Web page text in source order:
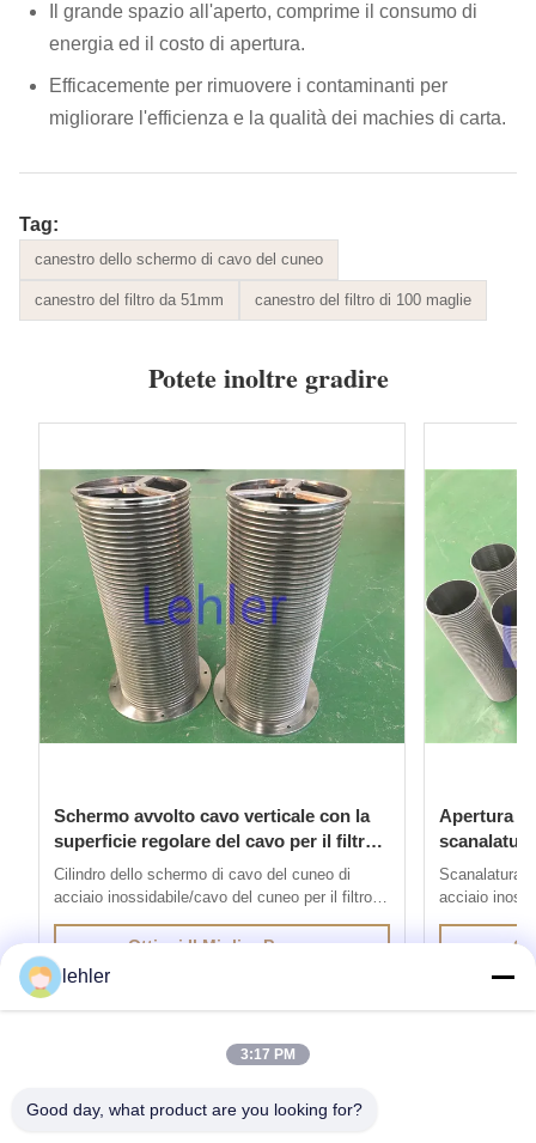
Il grande spazio all'aperto, comprime il consumo di
energia ed il costo di apertura.
Efficacemente per rimuovere i contaminanti per
migliorare l'efficienza e la qualità dei machies di carta.
Tag:
canestro dello schermo di cavo del cuneo
canestro del filtro da 51mm canestro del filtro di 100 maglie
Potete inoltre gradire
Schermo avvolto cavo verticale con la
superficie regolare del cavo per il filtro
autopulente
Cilindro dello schermo di cavo del cuneo di
acciaio inossidabile/cavo del cuneo per il filtro
autopulente 1. Lo schermo di cavo del cuneo di
acciaio inossidabile è prodotto con il metodo di
saldatura di resistenza elettrica, cavi con i profili
speciali è saldato ai cavi sostenenti a 90 gradi.
La ...
Ottieni Il Miglior Prezzo
Apertura
verticale
Scanalatura
acciaio
dello
è prodotto
resistenza
schermo di
Ottieni i Prodotti di Cui Hai Bisogno
lehler
3:17 PM
Good day, what product are you looking for?